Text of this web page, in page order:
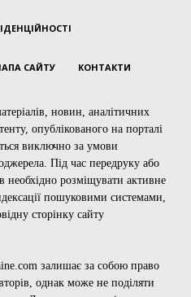
САЙТУ КОНТАКТИ
новин, аналітичних
опублікованого на порталі
виключно за умови
Під час передруку або
необхідно розміщувати активне
пошуковими системами,
сторінку сайту
залишає за собою право
однак може не поділяти